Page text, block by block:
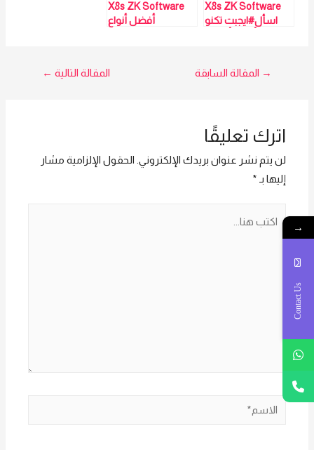
X8s ZK Software
اسأل#ايجبت تكنو
كنترول – مبيعات
X8s ZK Software
أفضل أنواع
تصفّح
→ المقالة السابقة المقالة التالية ←
اترك تعليقًا
لن يتم نشر عنوان بريدك الإلكتروني. الحقول الإلزامية مشار
إليها بـ *
الاسم*
→
Contact Us